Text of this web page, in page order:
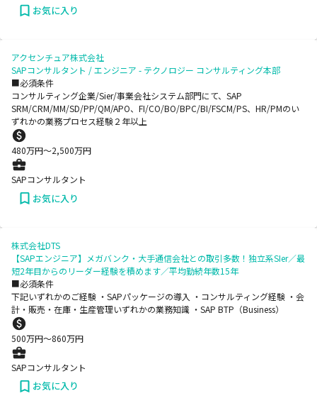
お気に入り
アクセンチュア株式会社
SAPコンサルタント / エンジニア - テクノロジー コンサルティング本部
■必須条件
コンサルティング企業/Sier/事業会社システム部門にて、SAP
SRM/CRM/MM/SD/PP/QM/APO、FI/CO/BO/BPC/BI/FSCM/PS、HR/PMのい
ずれかの業務プロセス経験２年以上
480万円〜2,500万円
SAPコンサルタント
お気に入り
株式会社DTS
【SAPエンジニア】メガバンク・大手通信会社との取引多数！独立系SIer／最
短2年目からのリーダー経験を積めます／平均勤続年数15年
■必須条件
下記いずれかのご経験 ・SAPパッケージの導入 ・コンサルティング経験 ・会
計・販売・在庫・生産管理いずれかの業務知識 ・SAP BTP（Business）
500万円〜860万円
SAPコンサルタント
お気に入り